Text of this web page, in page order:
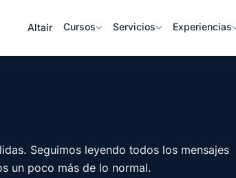
Altair Cursos Servicios Experiencias
Seguimos leyendo todos los mensajes
un poco más de lo normal.